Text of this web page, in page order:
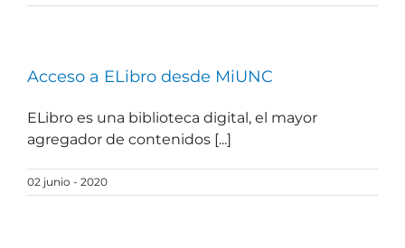
Acceso a ELibro desde MiUNC
ELibro es una biblioteca digital, el mayor
agregador de contenidos [...]
02 junio - 2020